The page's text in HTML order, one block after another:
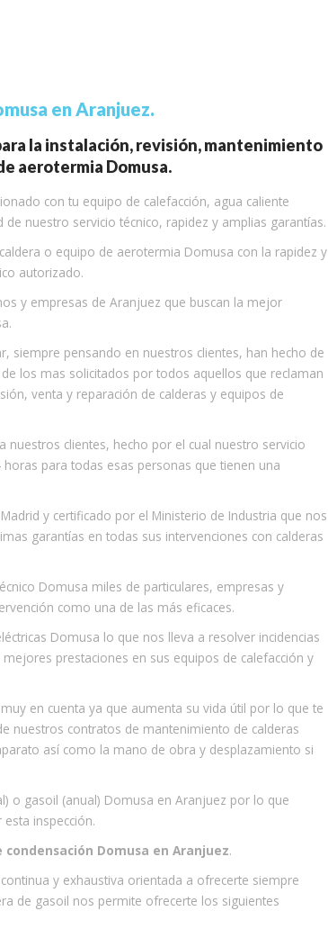
en Aranjuez.
la instalación, revisión, mantenimiento
aerotermia Domusa.
con tu equipo de calefacción, agua caliente
nuestro servicio técnico, rapidez y amplias garantías.
o equipo de aerotermia Domusa con la rapidez y
autorizado.
y empresas de Aranjuez que buscan la mejor
siempre pensando en nuestros clientes, han hecho de
los mas solicitados por todos aquellos que reclaman
venta y reparación de calderas y equipos de
clientes, hecho por el cual nuestro servicio
para todas esas personas que tienen una
y certificado por el Ministerio de Industria que nos
garantías en todas sus intervenciones con calderas
Domusa miles de particulares, empresas y
como una de las más eficaces.
Domusa lo que nos lleva a resolver incidencias
prestaciones en sus equipos de calefacción y
en cuenta ya que aumenta su vida útil por lo que te
nuestros contratos de mantenimiento de calderas
así como la mano de obra y desplazamiento si
o gasoil (anual) Domusa en Aranjuez por lo que
inspección.
Domusa en Aranjuez.
y exhaustiva orientada a ofrecerte siempre
de gasoil nos permite ofrecerte los siguientes